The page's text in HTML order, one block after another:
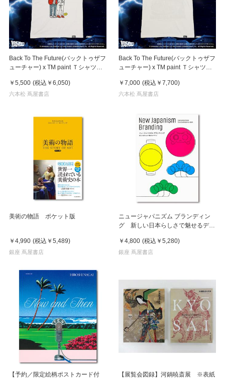
Back To The Future(バックトゥザフ
ューチャー) x TM paint Ｔシャツ
￥5,500 (税込 ￥6,050)
六本松 蔦屋書店
Back To The Future(バックトゥザフ
ューチャー) x TM paint Ｔシャツ
￥7,000 (税込 ￥7,700)
六本松 蔦屋書店
美術の物語 ポケット版
￥4,990 (税込 ￥5,489)
銀座 蔦屋書店
ニュージャパニズム ブランディン
グ 新しい日本らしさで魅せるデザ
￥4,800 (税込 ￥5,280)
銀座 蔦屋書店
【予約／限定絵柄ポストカード付
【展覧会図録】河鍋暁斎展 ※表紙